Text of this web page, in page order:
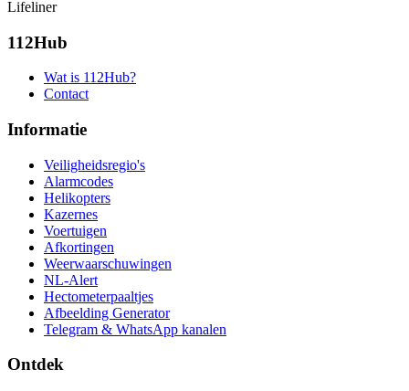
Lifeliner
112Hub
Wat is 112Hub?
Contact
Informatie
Veiligheidsregio's
Alarmcodes
Helikopters
Kazernes
Voertuigen
Afkortingen
Weerwaarschuwingen
NL-Alert
Hectometerpaaltjes
Afbeelding Generator
Telegram & WhatsApp kanalen
Ontdek